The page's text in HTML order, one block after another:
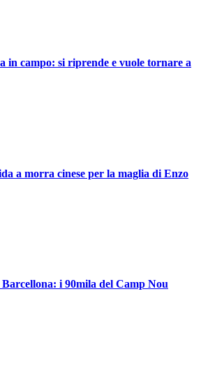
in campo: si riprende e vuole tornare a
a morra cinese per la maglia di Enzo
i 90mila del Camp Nou